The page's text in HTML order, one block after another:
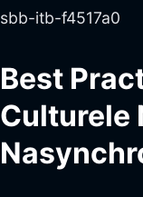
sbb-itb-f4517a0
Best
Culturele